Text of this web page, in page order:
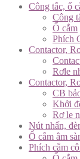
Công tắc, ổ
Công
Ổ cắm
Phích
Contactor,
Rơle
Contactor,
CB
Khởi
Rơ le
Nút nhấn,
Ổ cắm âm
Phích cắm